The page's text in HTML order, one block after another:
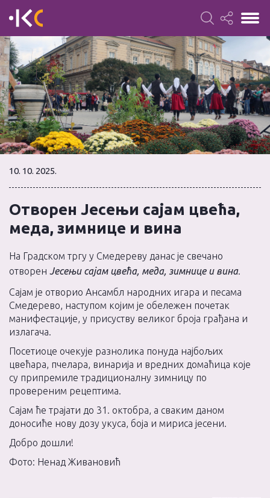
10. 10. 2025.
Отворен Јесењи сајам цвећа,
меда, зимнице и вина
На Градском тргу у Смедереву данас је свечано
отворен Јесењи сајам цвећа, меда, зимнице и вина.
Сајам је отворио Ансамбл народних игара и песама
Смедерево, наступом којим је обележен почетак
манифестације, у присуству великог броја грађана и
излагача.
Посетиоце очекује разнолика понуда најбољих
цвећара, пчелара, винарија и вредних домаћица које
су припремиле традиционалну зимницу по
провереним рецептима.
Сајам ће трајати до 31. октобра, а сваким даном
доносиће нову дозу укуса, боја и мириса јесени.
Добро дошли!
Фото: Ненад Живановић